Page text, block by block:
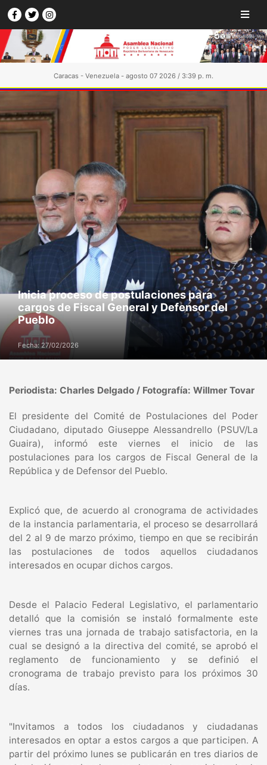
Caracas - Venezuela - agosto 07 2026 / 3:39 p. m.
Inicia proceso de postulaciones para
cargos de Fiscal General y Defensor del
Pueblo
Fecha: 27/02/2026
Periodista: Charles Delgado / Fotografía: Willmer Tovar
El presidente del Comité de Postulaciones del Poder
Ciudadano, diputado Giuseppe Alessandrello (PSUV/La
Guaira), informó este viernes el inicio de las
postulaciones para los cargos de Fiscal General de la
República y de Defensor del Pueblo.
Explicó que, de acuerdo al cronograma de actividades
de la instancia parlamentaria, el proceso se desarrollará
del 2 al 9 de marzo próximo, tiempo en que se recibirán
las postulaciones de todos aquellos ciudadanos
interesados en ocupar dichos cargos.
Desde el Palacio Federal Legislativo, el parlamentario
detalló que la comisión se instaló formalmente este
viernes tras una jornada de trabajo satisfactoria, en la
cual se designó a la directiva del comité, se aprobó el
reglamento de funcionamiento y se definió el
cronograma de trabajo previsto para los próximos 30
días.
"Invitamos a todos los ciudadanos y ciudadanas
interesados en optar a estos cargos a que participen. A
partir del próximo lunes se publicarán en tres diarios de